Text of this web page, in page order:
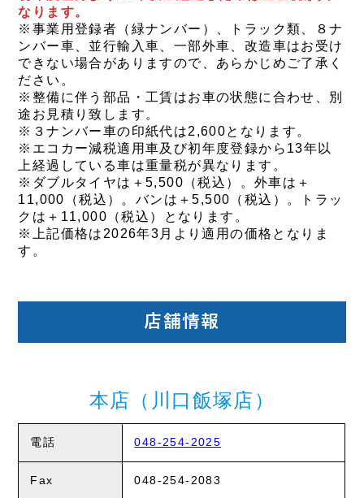
なります。
※事業用登録者（緑ナンバー）、トラック類、８ナ
ンバー車、並行輸入車、一部外車、改造車はお受け
できない場合がありますので、あらかじめご了承く
ださい。
※整備に伴う部品・工賃はお車の状態に合わせ、別
途お見積り致します。
※３ナンバー車の印紙代は2,600となります。
※エコカー減税適用車及び初年度登録から13年以
上経過している車は重量税が異なります。
※ダブルタイヤは＋5,500（税込）。外車は＋
11,000（税込）。バンは＋5,500（税込）。トラッ
クは＋11,000（税込）となります。
※上記価格は2026年3月より適用の価格となりま
す。
店舗情報
本店（川口飯塚店）
電話 048-254-2025
Fax 048-254-2083